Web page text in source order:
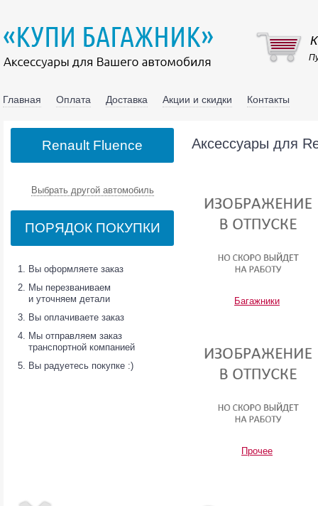
Главная Оплата Доставка Акции и скидки Контакты
Выбрать другой автомобиль
ПОРЯДОК ПОКУПКИ
Вы оформляете заказ
Мы перезваниваем
и уточняем детали
Вы оплачиваете заказ
Мы отправляем заказ
транспортной компанией
Вы радуетесь покупке :)
Аксессуары для
Багажники
Прочее
Renault Fluence